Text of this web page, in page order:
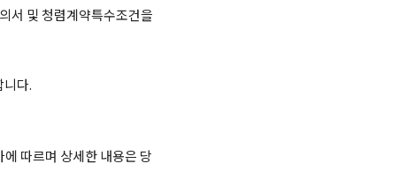
서 및 청렴계약특수조건을
다.
따르며 상세한 내용은 당